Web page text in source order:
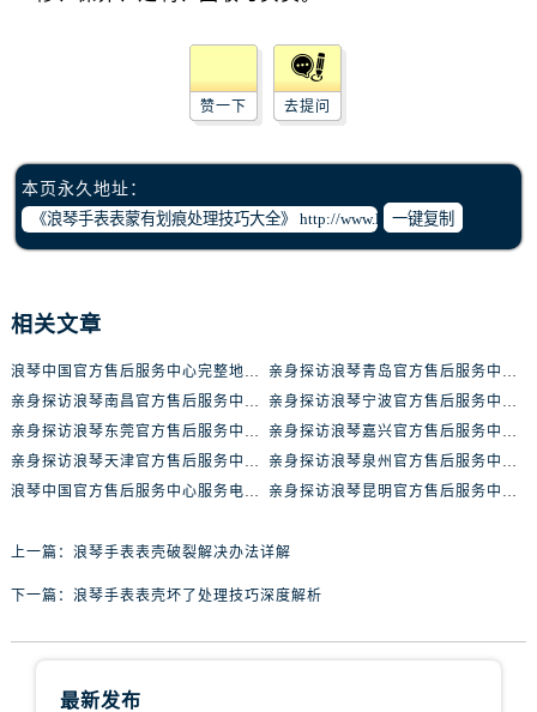
内蒙古自治区巴彦淖尔市临河区新华街浪琴售后服务中心（需提前预约）
内蒙古自治区包头市青山区幸福路甲3号王府井百货名表维修浪琴售后服务中心（需提前预约）
内蒙古自治区锡林郭勒盟市锡林浩特市光明街与额尔敦路交叉口浪琴售后服务中心（需提前预约）
赞一下 去提问
本页永久地址：
一键复制
相关文章
浪琴中国官方售后服务中心完整地址及热线实地考察报告+多信源验证（2026年7月最新）
亲身探访浪琴青岛官方售后服务中心｜最新电话及地址（2026年7月最新）
亲身探访浪琴南昌官方售后服务中心｜最新电话及地址（2026年7月最新）
亲身探访浪琴宁波官方售后服务中心｜网点地址及售后热线（2026年7月最新）
亲身探访浪琴东莞官方售后服务中心｜地址与联系电话（2026年7月最新）
亲身探访浪琴嘉兴官方售后服务中心｜热线电话与网点地址（2026年7月最新）
亲身探访浪琴天津官方售后服务中心｜详细地址与售后电话（2026年7月最新）
亲身探访浪琴泉州官方售后服务中心｜全新地址电话一览（2026年7月最新）
浪琴中国官方售后服务中心服务电话与网点地址实地考察报告_多信源验证（2026年7月最新）
亲身探访浪琴昆明官方售后服务中心｜最新地址与售后热线（2026年7月最新）
上一篇： 浪琴手表表壳破裂解决办法详解
下一篇： 浪琴手表表壳坏了处理技巧深度解析
最新发布